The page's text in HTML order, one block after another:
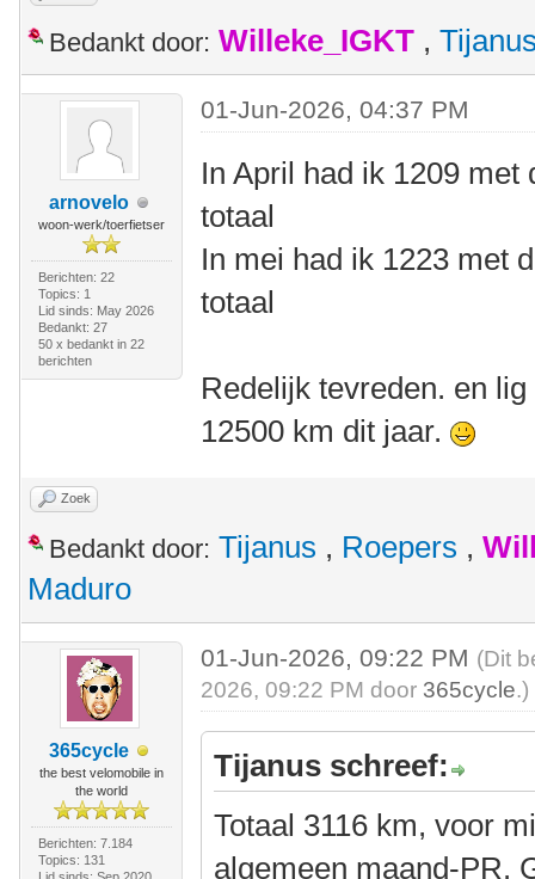
Bedankt door: Willeke_IGKT ,
arnovelo
woon-werk/toerfietser
Berichten: 22
Topics: 1
Lid sinds: May 2026
Bedankt: 27
50 x bedankt in 22
berichten
01-Jun-2026, 04:37 PM
In April had ik 1209 met
totaal
In mei had ik 1223 met
totaal
Redelijk tevreden. en
12500 km dit jaar.
Zoek
Bedankt door: Tijanus , Roepers ,
Maduro
365cycle
the best velomobile in
the world
Berichten: 7.184
Topics: 131
01-Jun-2026, 09:22 PM (Dit
2026, 09:22 PM door 365cycle.)
Tijanus schreef:
Totaal 3116 km, voor
algemeen maand-PR.